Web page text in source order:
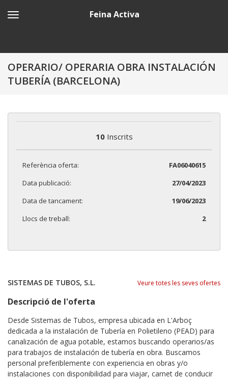
Feina Activa
OPERARIO/ OPERARIA OBRA INSTALACIÓN
TUBERÍA (BARCELONA)
10Inscrits
Referència oferta:
FA06040615
Data publicació:
27/04/2023
Data de tancament:
19/06/2023
Llocs de treball:
2
SISTEMAS DE TUBOS, S.L. Veure totes les seves ofertes
Descripció de l'oferta
Desde Sistemas de Tubos, empresa ubicada en L'Arboç
dedicada a la instalación de Tubería en Polietileno (PEAD) para
canalización de agua potable, estamos buscando operarios/as
para trabajos de instalación de tubería en obra. Buscamos
personal preferiblemente con experiencia en obras y/o
instalaciones con disponibilidad para viajar, carnet de conducir